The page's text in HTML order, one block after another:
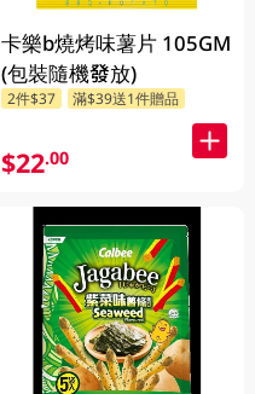
卡樂b燒烤味薯片 105GM
(包裝隨機發放)
2件$37 滿$39送1件贈品
$22.00